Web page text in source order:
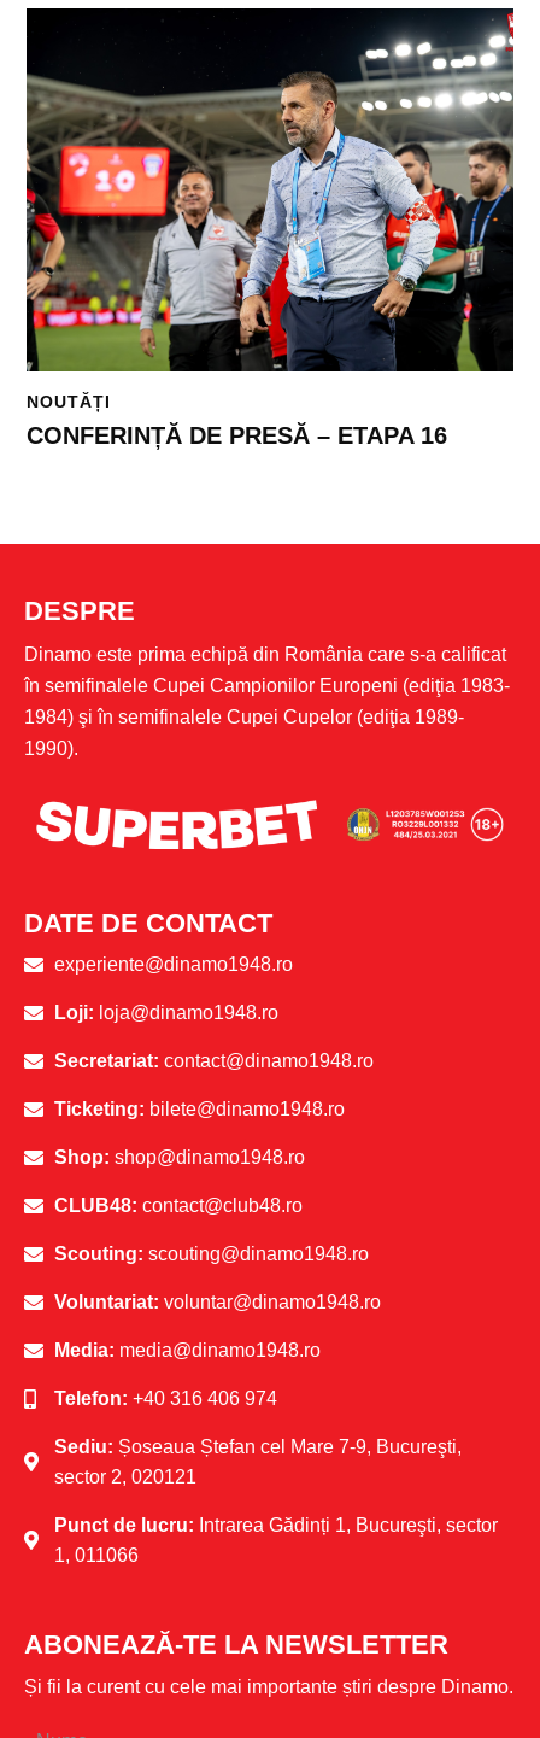
NOUTĂȚI
CONFERINȚĂ DE PRESĂ – ETAPA 16
DESPRE
Dinamo este prima echipă din România care s-a calificat
în semifinalele Cupei Campionilor Europeni (ediţia 1983-
1984) şi în semifinalele Cupei Cupelor (ediţia 1989-
1990).
DATE DE CONTACT
experiente@dinamo1948.ro
Loji: loja@dinamo1948.ro
Secretariat: contact@dinamo1948.ro
Ticketing: bilete@dinamo1948.ro
Shop: shop@dinamo1948.ro
CLUB48: contact@club48.ro
Scouting: scouting@dinamo1948.ro
Voluntariat: voluntar@dinamo1948.ro
Media: media@dinamo1948.ro
Telefon: +40 316 406 974
Sediu: Șoseaua Ștefan cel Mare 7-9, Bucureşti,
sector 2, 020121
Punct de lucru: Intrarea Gădinți 1, Bucureşti, sector
1, 011066
ABONEAZĂ-TE LA NEWSLETTER
Și fii la curent cu cele mai importante știri despre Dinamo.